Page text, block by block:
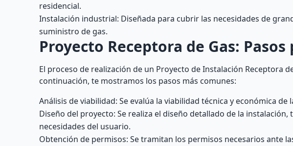
residencial.
Instalación industrial: Diseñada para cubrir las necesidades de
suministro de gas.
Proyecto Receptora de Gas:
El proceso de realización de un Proyecto de Instalación Receptora
continuación, te mostramos los pasos más comunes:
Análisis de viabilidad: Se evalúa la viabilidad técnica y económica
Diseño del proyecto: Se realiza el diseño detallado de la
necesidades del usuario.
Obtención de permisos: Se tramitan los permisos necesarios ante